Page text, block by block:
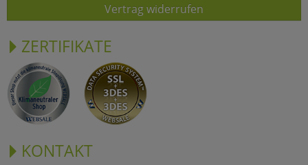
Vertrag widerrufen
ZERTIFIKATE
KONTAKT